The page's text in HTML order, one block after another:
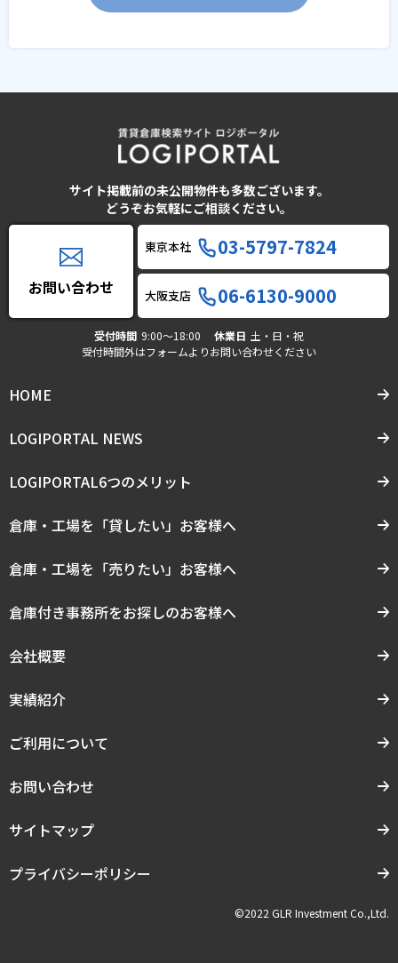
サイト掲載前の未公開物件も多数ございます。
どうぞお気軽にご相談ください。
お問い合わせ
東京本社 03-5797-7824
大阪支店 06-6130-9000
受付時間 9:00〜18:00 休業日 土・日・祝
受付時間外はフォームよりお問い合わせください
HOME
LOGIPORTAL NEWS
LOGIPORTAL6つのメリット
倉庫・工場を「貸したい」お客様へ
倉庫・工場を「売りたい」お客様へ
倉庫付き事務所をお探しのお客様へ
会社概要
実績紹介
ご利用について
お問い合わせ
サイトマップ
プライバシーポリシー
©2022 GLR Investment Co.,Ltd.